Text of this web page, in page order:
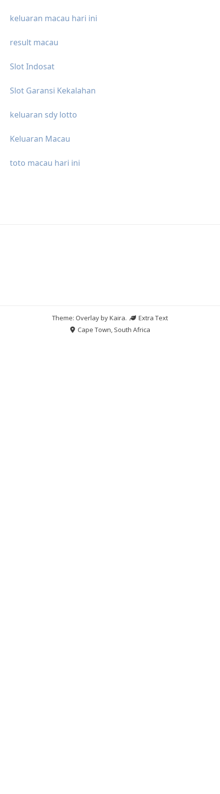
keluaran macau hari ini
result macau
Slot Indosat
Slot Garansi Kekalahan
keluaran sdy lotto
Keluaran Macau
toto macau hari ini
Theme: Overlay byKaira.
Extra Text
Cape Town, South Africa